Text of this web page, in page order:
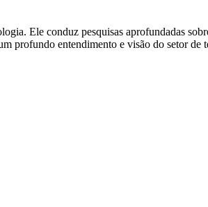
Ele conduz pesquisas aprofundadas
profundo entendimento e visão do setor de